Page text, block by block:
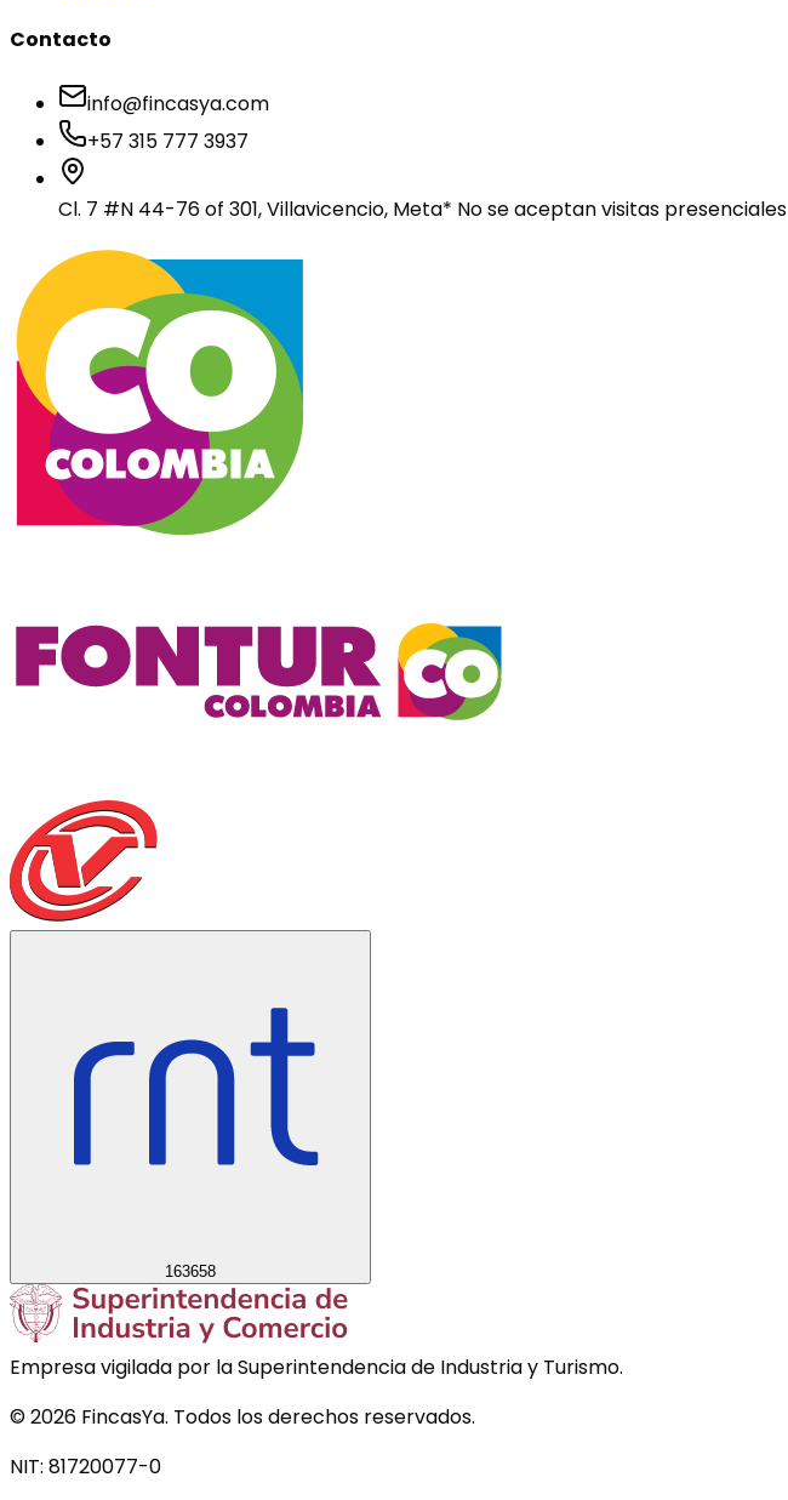
Contacto
info@fincasya.com
+57 315 777 3937
Cl. 7 #N 44-76 of 301, Villavicencio, Meta* No se aceptan visitas presenciales
163658
Empresa vigilada por la Superintendencia de Industria y Turismo.
©2026 FincasYa. Todos los derechos reservados.
NIT: 81720077-0